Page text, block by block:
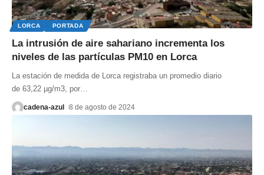
LORCA PORTADA
La intrusión de aire sahariano incrementa los
niveles de las partículas PM10 en Lorca
La estación de medida de Lorca registraba un promedio diario
de 63,22 µg/m3, por
cadena-azul 8 de agosto de 2024